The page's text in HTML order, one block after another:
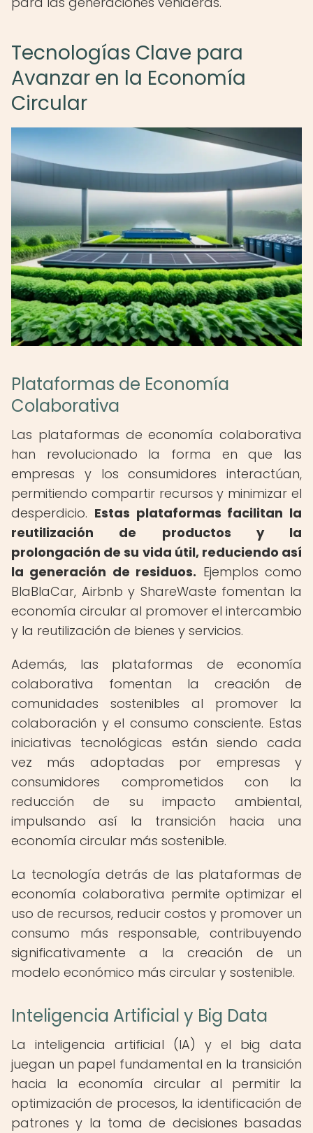
Tecnologías Clave para
Avanzar en la Economía
Circular
Plataformas de Economía
Colaborativa
Las plataformas de economía colaborativa
han revolucionado la forma en que las
empresas y los consumidores interactúan,
permitiendo compartir recursos y minimizar el
desperdicio. Estas plataformas facilitan la
reutilización de productos y la
prolongación de su vida útil, reduciendo así
la generación de residuos. Ejemplos como
BlaBlaCar, Airbnb y ShareWaste fomentan la
economía circular al promover el intercambio
y la reutilización de bienes y servicios.
Además, las plataformas de economía
colaborativa fomentan la creación de
comunidades sostenibles al promover la
colaboración y el consumo consciente. Estas
iniciativas tecnológicas están siendo cada
vez más adoptadas por empresas y
consumidores comprometidos con la
reducción de su impacto ambiental,
impulsando así la transición hacia una
economía circular más sostenible.
La tecnología detrás de las plataformas de
economía colaborativa permite optimizar el
uso de recursos, reducir costos y promover un
consumo más responsable, contribuyendo
significativamente a la creación de un
modelo económico más circular y sostenible.
Inteligencia Artificial y Big Data
La inteligencia artificial (IA) y el big data
juegan un papel fundamental en la transición
hacia la economía circular al permitir la
optimización de procesos, la identificación de
patrones y la toma de decisiones basadas